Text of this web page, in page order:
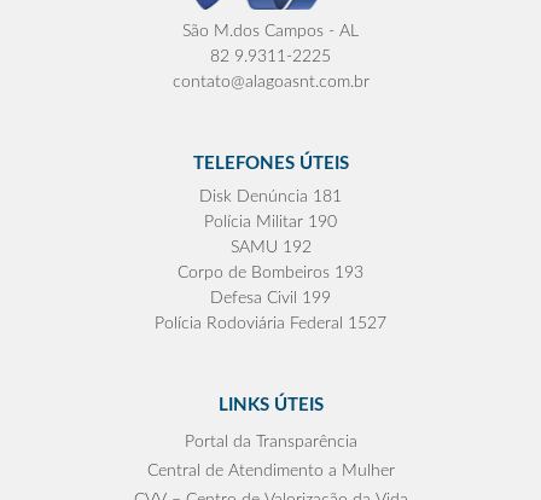
São M.dos Campos - AL
82 9.9311-2225
contato@alagoasnt.com.br
TELEFONES ÚTEIS
Disk Denúncia 181
Polícia Militar 190
SAMU 192
Corpo de Bombeiros 193
Defesa Civil 199
Polícia Rodoviária Federal 1527
LINKS ÚTEIS
Portal da Transparência
Central de Atendimento a Mulher